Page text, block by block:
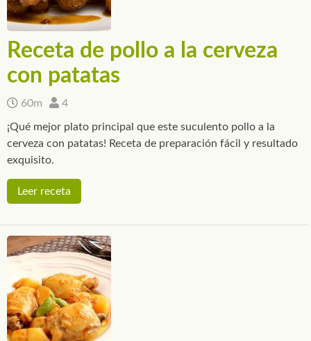
Receta de pollo a la cerveza
con patatas
60m 4
¡Qué mejor plato principal que este suculento pollo a la
cerveza con patatas! Receta de preparación fácil y resultado
exquisito.
Leer receta